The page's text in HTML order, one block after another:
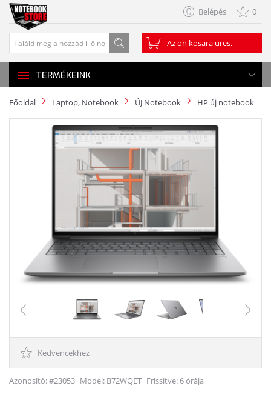
Belépés 0
Az ön kosara üres.
TERMÉKEINK
Főoldal Laptop, Notebook ÚJ Notebook HP új notebook
Kedvencekhez
Azonosító: #23053 Model: B72WQET Frissítve: 6 órája